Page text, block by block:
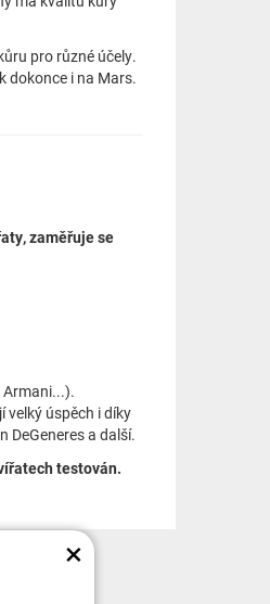
×
pro různé účely.
dokonce i na Mars.
zaměřuje se
úspěch i díky
DeGeneres a další.
testován.